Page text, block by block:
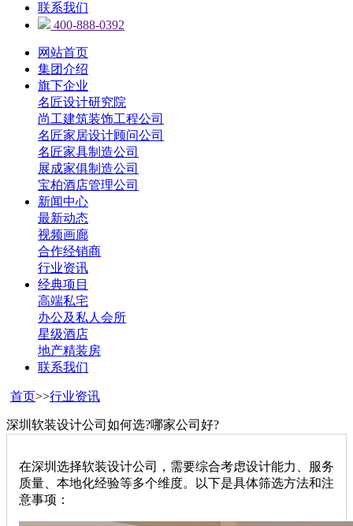
联系我们
400-888-0392
网站首页
集团介绍
旗下企业
名匠设计研究院
尚工建筑装饰工程公司
名匠家居设计顾问公司
名匠家具制造公司
展成家俱制造公司
宝柏酒店管理公司
新闻中心
最新动态
视频画廊
合作经销商
行业资讯
经典项目
高端私宅
办公及私人会所
星级酒店
地产精装房
联系我们
首页>>行业资讯
深圳软装设计公司如何选?哪家公司好?
在深圳选择软装设计公司，需要综合考虑设计能力、服务
质量、本地化经验等多个维度。以下是具体筛选方法和注
意事项：